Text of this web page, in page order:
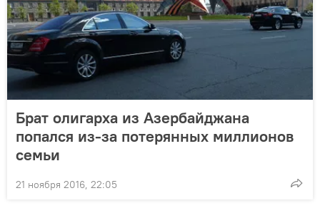
Брат олигарха из Азербайджана
попался из-за потерянных миллионов
семьи
21 ноября 2016, 22:05